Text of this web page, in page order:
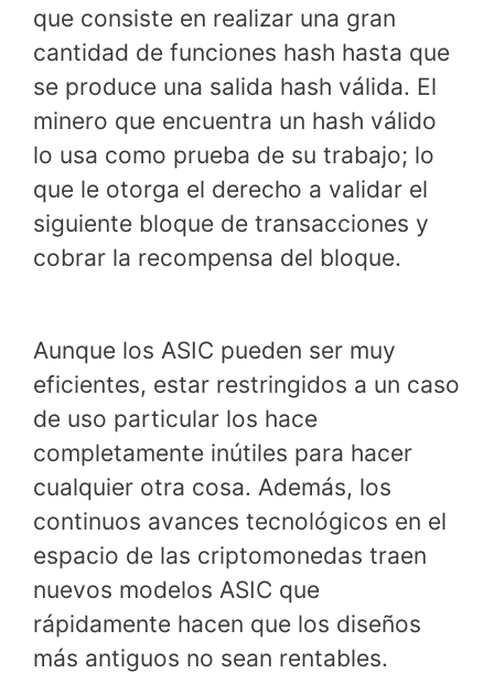
que consiste en realizar una gran
cantidad de funciones hash hasta que
se produce una salida hash válida. El
minero que encuentra un hash válido
lo usa como prueba de su trabajo; lo
que le otorga el derecho a validar el
siguiente bloque de transacciones y
cobrar la recompensa del bloque.
Aunque los ASIC pueden ser muy
eficientes, estar restringidos a un caso
de uso particular los hace
completamente inútiles para hacer
cualquier otra cosa. Además, los
continuos avances tecnológicos en el
espacio de las criptomonedas traen
nuevos modelos ASIC que
rápidamente hacen que los diseños
más antiguos no sean rentables.